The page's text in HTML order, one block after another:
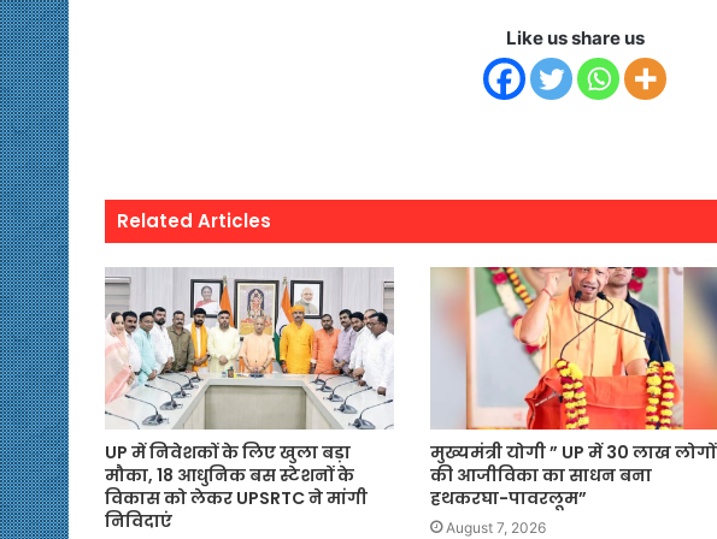
Like us share us
Related Articles
UP में निवेशकों के लिए खुला बड़ा
मौका, 18 आधुनिक बस स्टेशनों के
विकास को लेकर UPSRTC ने मांगी
निविदाएं
मुख्यमंत्री योगी ” UP में 30 लाख लोगों
की आजीविका का साधन बना
हथकरघा-पावरलूम”
August 7, 2026